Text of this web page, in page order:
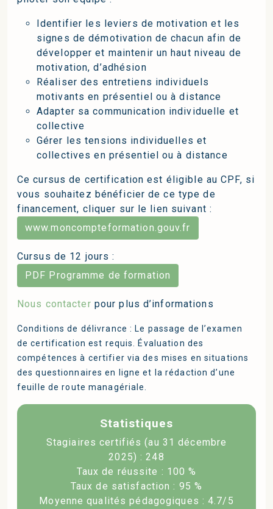
Identifier les leviers de motivation et les
signes de démotivation de chacun afin de
développer et maintenir un haut niveau de
motivation, d’adhésion
Réaliser des entretiens individuels
motivants en présentiel ou à distance
Adapter sa communication individuelle et
collective
Gérer les tensions individuelles et
collectives en présentiel ou à distance
Ce cursus de certification est éligible au CPF, si
vous souhaitez bénéficier de ce type de
financement, cliquer sur le lien suivant :
www.moncompteformation.gouv.fr
Cursus de 12 jours :
PDF Programme de formation
Nous contacter pour plus d’informations
Conditions de délivrance : Le passage de l’examen
de certification est requis. Évaluation des
compétences à certifier via des mises en situations
des questionnaires en ligne et la rédaction d’une
feuille de route managériale.
Statistiques
Stagiaires certifiés (au 31 décembre
2025) : 248
Taux de réussite : 100 %
Taux de satisfaction : 95 %
Moyenne qualités pédagogiques : 4.7/5